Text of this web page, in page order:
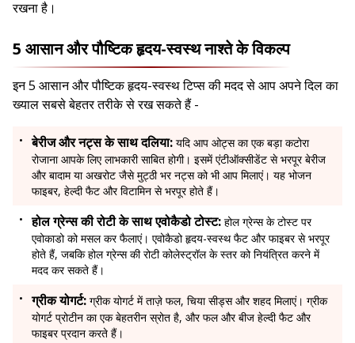
रखना है।
5 आसान और पौष्टिक हृदय-स्वस्थ नाश्ते के विकल्प
इन 5 आसान और पौष्टिक हृदय-स्वस्थ टिप्स की मदद से आप अपने दिल का
ख्याल सबसे बेहतर तरीके से रख सकते हैं -
बेरीज और नट्स के साथ दलिया: यदि आप ओट्स का एक बड़ा कटोरा
रोजाना आपके लिए लाभकारी साबित होगी। इसमें एंटीऑक्सीडेंट से भरपूर बेरीज
और बादाम या अखरोट जैसे मुट्ठी भर नट्स को भी आप मिलाएं। यह भोजन
फाइबर, हेल्दी फैट और विटामिन से भरपूर होते हैं।
होल ग्रेन्स की रोटी के साथ एवोकैडो टोस्ट: होल ग्रेन्स के टोस्ट पर
एवोकाडो को मसल कर फैलाएं। एवोकैडो हृदय-स्वस्थ फैट और फाइबर से भरपूर
होते हैं, जबकि होल ग्रेन्स की रोटी कोलेस्ट्रॉल के स्तर को नियंत्रित करने में
मदद कर सकते हैं।
ग्रीक योगर्ट: ग्रीक योगर्ट में ताज़े फल, चिया सीड्स और शहद मिलाएं। ग्रीक
योगर्ट प्रोटीन का एक बेहतरीन स्रोत है, और फल और बीज हेल्दी फैट और
फाइबर प्रदान करते हैं।